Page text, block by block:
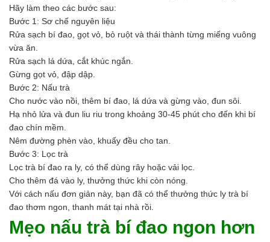
Hãy làm theo các bước sau:
Bước 1: Sơ chế nguyên liệu
Rửa sạch bí đao, gọt vỏ, bỏ ruột và thái thành từng miếng vuông
vừa ăn.
Rửa sạch lá dứa, cắt khúc ngắn.
Gừng gọt vỏ, đập dập.
Bước 2: Nấu trà
Cho nước vào nồi, thêm bí đao, lá dứa và gừng vào, đun sôi.
Hạ nhỏ lửa và đun liu riu trong khoảng 30-45 phút cho đến khi bí
đao chín mềm.
Nêm đường phèn vào, khuấy đều cho tan.
Bước 3: Lọc trà
Lọc trà bí đao ra ly, có thể dùng rây hoặc vải lọc.
Cho thêm đá vào ly, thưởng thức khi còn nóng.
Với cách nấu đơn giản này, bạn đã có thể thưởng thức ly trà bí
đao thơm ngon, thanh mát tại nhà rồi.
Mẹo nấu trà bí đao ngon hơn